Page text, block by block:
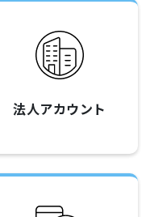
法人アカウント